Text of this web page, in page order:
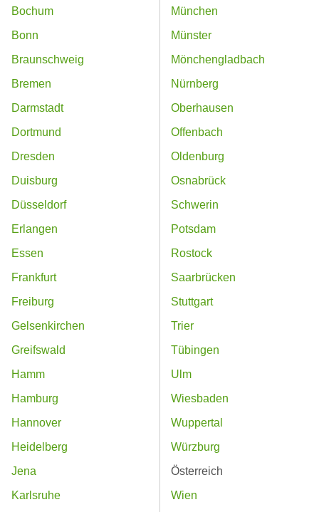
Bochum
Bonn
Braunschweig
Bremen
Darmstadt
Dortmund
Dresden
Duisburg
Düsseldorf
Erlangen
Essen
Frankfurt
Freiburg
Gelsenkirchen
Greifswald
Hamm
Hamburg
Hannover
Heidelberg
Jena
Karlsruhe
München
Münster
Mönchengladbach
Nürnberg
Oberhausen
Offenbach
Oldenburg
Osnabrück
Schwerin
Potsdam
Rostock
Saarbrücken
Stuttgart
Trier
Tübingen
Ulm
Wiesbaden
Wuppertal
Würzburg
Österreich
Wien